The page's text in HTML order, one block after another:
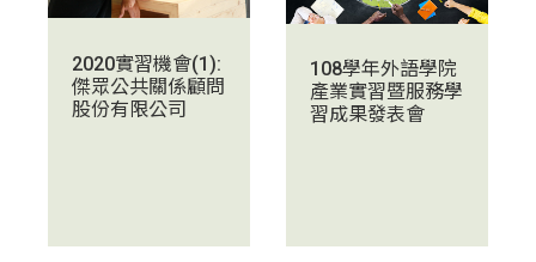
2020實習機會(1):
傑眾公共關係顧問
股份有限公司
108學年外語學院
產業實習暨服務學
習成果發表會